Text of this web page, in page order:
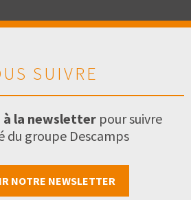
SUIVRE
à la newsletter pour suivre
du groupe Descamps
NOTRE NEWSLETTER